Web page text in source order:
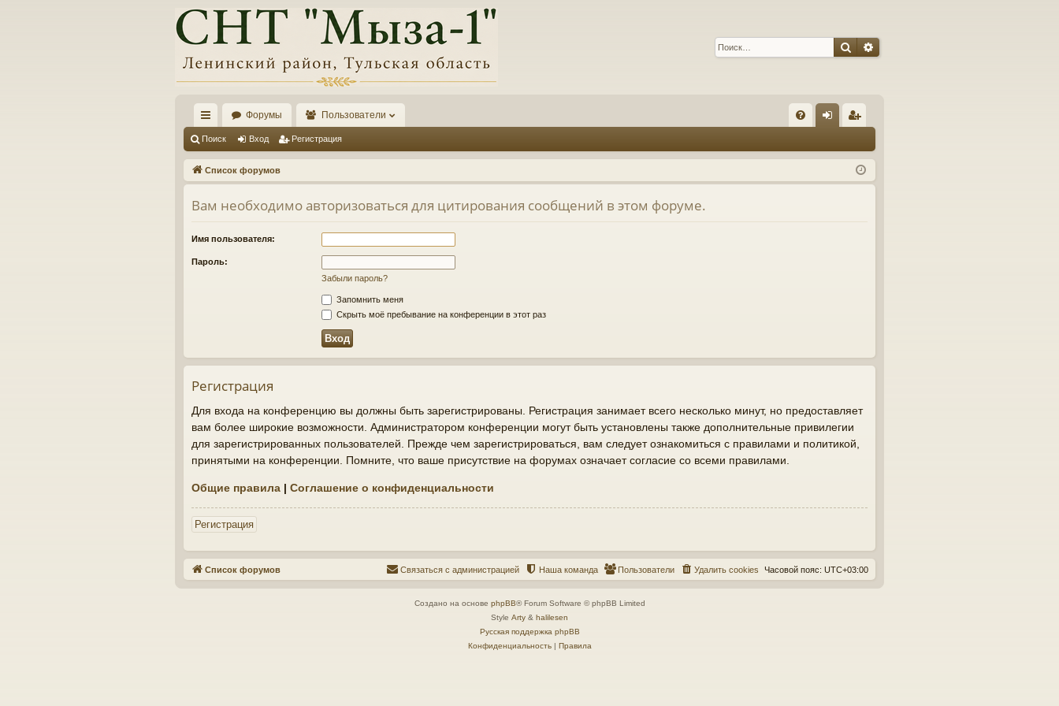
ПоискРасширенный поиск
с
ы
лк
и
Форумы Пользователи
Q д ис
тр
Поиск Вход Регистрация
Список форумов
Вам необходимо авторизоваться для цитирования сообщений в этом форуме.
Имя пользователя:
Пароль:
Забыли пароль?
Запомнить меня
Скрыть моё пребывание на конференции в этот раз
Регистрация
Для входа на конференцию вы должны быть зарегистрированы. Регистрация занимает всего несколько минут, но предоставляет
вам более широкие возможности. Администратором конференции могут быть установлены также дополнительные привилегии
для зарегистрированных пользователей. Прежде чем зарегистрироваться, вам следует ознакомиться с правилами и политикой,
принятыми на конференции. Помните, что ваше присутствие на форумах означает согласие со всеми правилами.
Общие правила | Соглашение о конфиденциальности
Регистрация
Список форумов Часовой пояс: UTC+03:00
Удалить cookies
Пользователи
Наша команда
Связаться с администрацией
Создано на основе phpBB® Forum Software © phpBB Limited
Style Arty & halilesen
Русская поддержка phpBB
Конфиденциальность| Правила